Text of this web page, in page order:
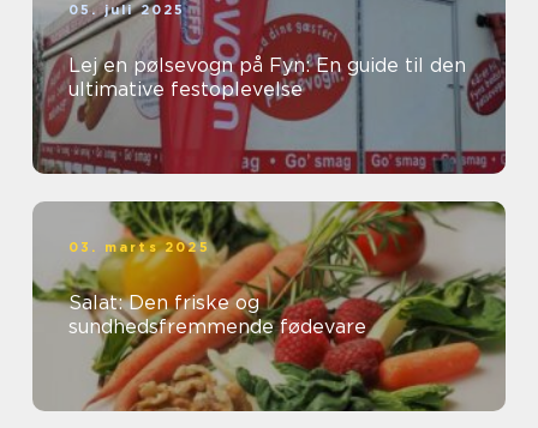
05. juli 2025
Lej en pølsevogn på Fyn: En guide til den
ultimative festoplevelse
03. marts 2025
Salat: Den friske og
sundhedsfremmende fødevare